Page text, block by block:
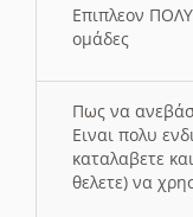
Επιπλεον
ομάδες
Πως να
Ειναι πολυ
καταλαβετε
θελετε) να